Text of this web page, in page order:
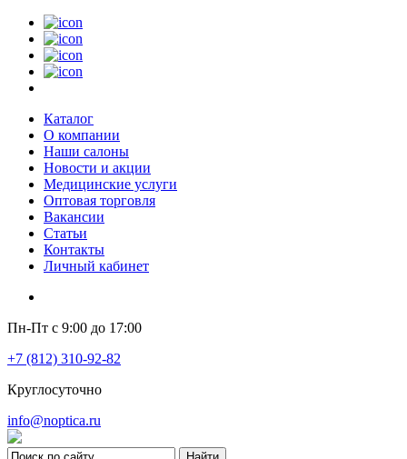
Каталог
О компании
Наши салоны
Новости и акции
Медицинские услуги
Оптовая торговля
Вакансии
Статьи
Контакты
Личный кабинет
Пн-Пт с 9:00 до 17:00
+7 (812) 310-92-82
Круглосуточно
info@noptica.ru